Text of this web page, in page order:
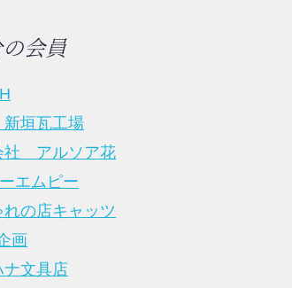
会員
新垣瓦工場
社 アルソア花
エムピー
れの店キャッツ
画
ナ文具店